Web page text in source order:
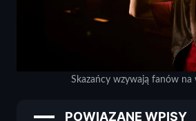
Skazańcy wzywają fanów na
POWIĄZANE WPISY